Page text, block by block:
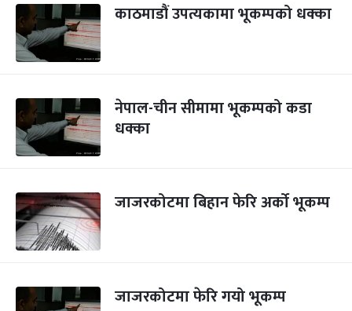
काठमाडौं उपत्यकामा भूकम्पको धक्का
नेपाल-चीन सीमामा भूकम्पको कडा
धक्का
जाजरकोटमा बिहान फेरि अर्को भूकम्प
जाजरकोटमा फेरि गयो भूकम्प